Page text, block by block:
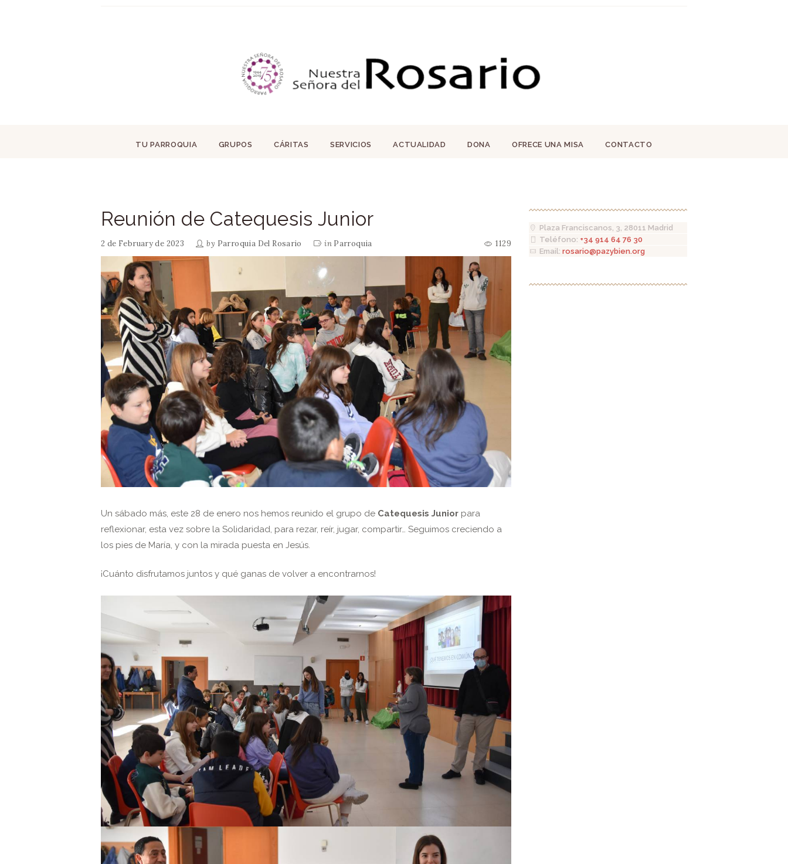
TU PARROQUIA GRUPOS CÁRITAS SERVICIOS ACTUALIDAD DONA OFRECE UNA MISA CONTACTO
Reunión de Catequesis Junior
2 de February de 2023 by Parroquia Del Rosario in Parroquia 1129
Un sábado más, este 28 de enero nos hemos reunido el grupo de Catequesis Junior para
reflexionar, esta vez sobre la Solidaridad, para rezar, reír, jugar, compartir… Seguimos creciendo a
los pies de María, y con la mirada puesta en Jesús.
¡Cuánto disfrutamos juntos y qué ganas de volver a encontrarnos!
Plaza Franciscanos, 3, 28011 Madrid
Teléfono: +34 914 64 76 30
Email:rosario@pazybien.org